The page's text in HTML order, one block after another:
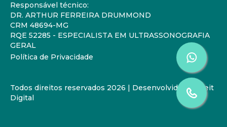
Responsável técnico:
DR. ARTHUR FERREIRA DRUMMOND
CRM 48694-MG
RQE 52285 - ESPECIALISTA EM ULTRASSONOGRAFIA
GERAL
Política de Privacidade
Todos direitos reservados 2026 | Desenvolvido por
Zeit
Digital